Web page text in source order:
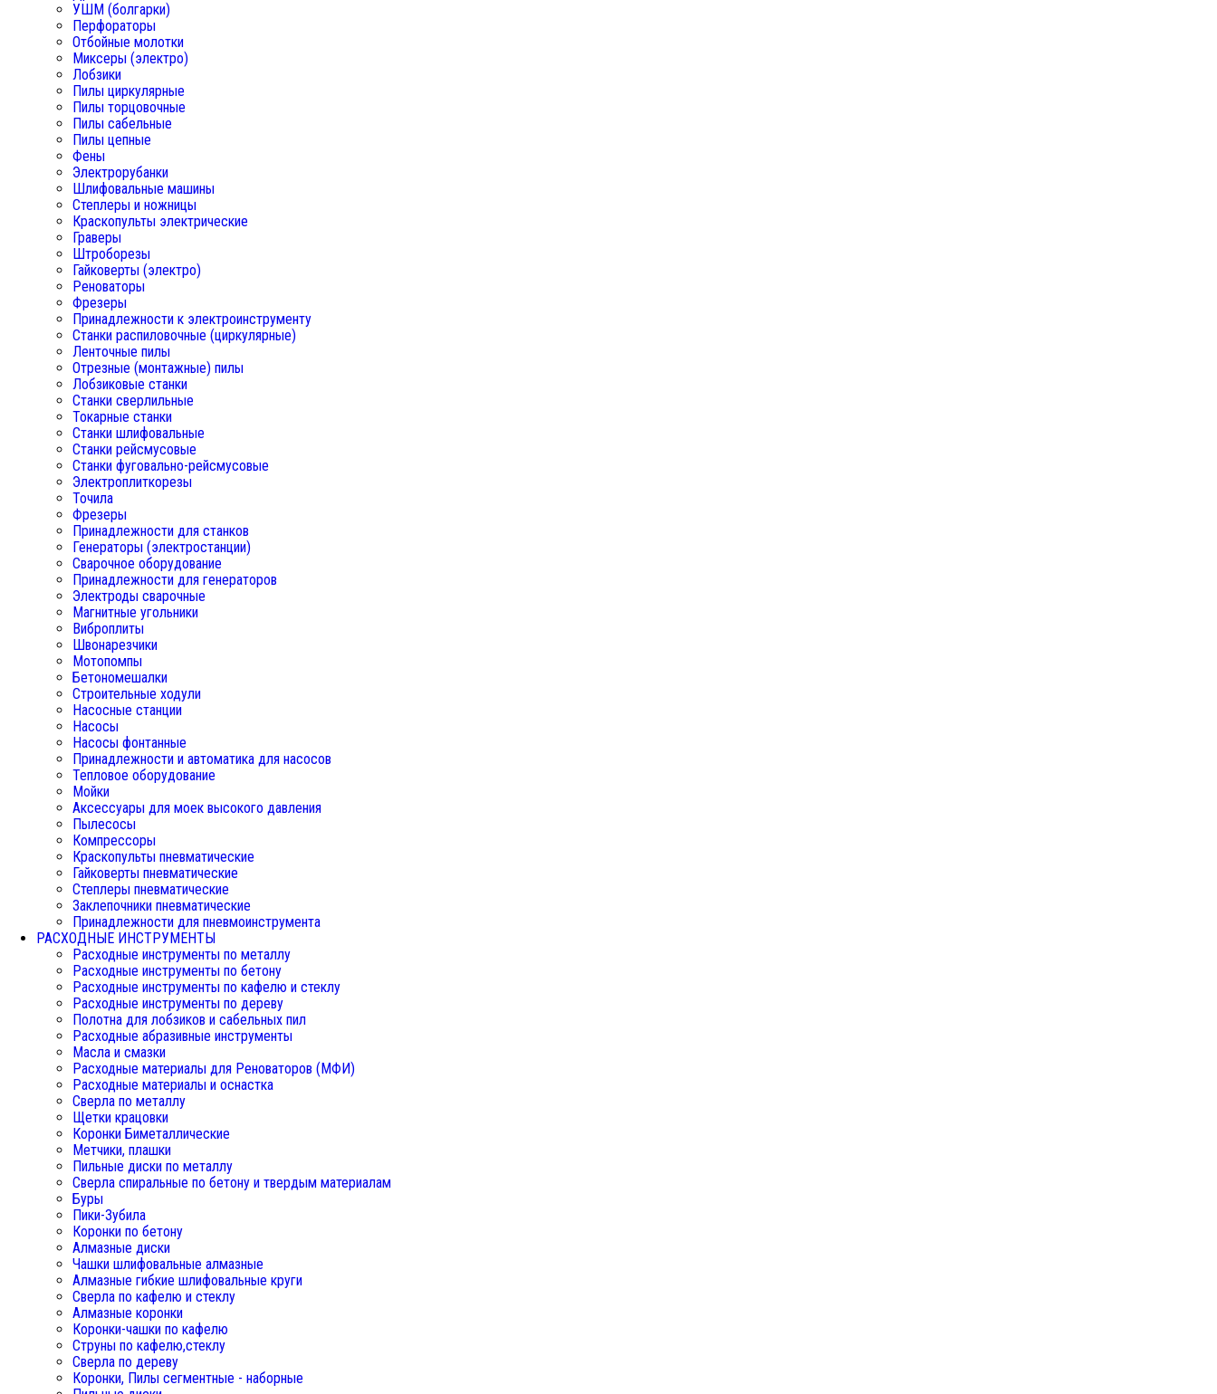
УШМ (болгарки)
Перфораторы
Отбойные молотки
Миксеры (электро)
Лобзики
Пилы циркулярные
Пилы торцовочные
Пилы сабельные
Пилы цепные
Фены
Электрорубанки
Шлифовальные машины
Степлеры и ножницы
Краскопульты электрические
Граверы
Штроборезы
Гайковерты (электро)
Реноваторы
Фрезеры
Принадлежности к электроинструменту
Станки распиловочные (циркулярные)
Ленточные пилы
Отрезные (монтажные) пилы
Лобзиковые станки
Станки сверлильные
Токарные станки
Станки шлифовальные
Станки рейсмусовые
Станки фуговально-рейсмусовые
Электроплиткорезы
Точила
Фрезеры
Принадлежности для станков
Генераторы (электростанции)
Сварочное оборудование
Принадлежности для генераторов
Электроды сварочные
Магнитные угольники
Виброплиты
Швонарезчики
Мотопомпы
Бетономешалки
Строительные ходули
Насосные станции
Насосы
Насосы фонтанные
Принадлежности и автоматика для насосов
Тепловое оборудование
Мойки
Аксессуары для моек высокого давления
Пылесосы
Компрессоры
Краскопульты пневматические
Гайковерты пневматические
Степлеры пневматические
Заклепочники пневматические
Принадлежности для пневмоинструмента
РАСХОДНЫЕ ИНСТРУМЕНТЫ
Расходные инструменты по металлу
Расходные инструменты по бетону
Расходные инструменты по кафелю и стеклу
Расходные инструменты по дереву
Полотна для лобзиков и сабельных пил
Расходные абразивные инструменты
Масла и смазки
Расходные материалы для Реноваторов (МФИ)
Расходные материалы и оснастка
Сверла по металлу
Щетки крацовки
Коронки Биметаллические
Метчики, плашки
Пильные диски по металлу
Сверла спиральные по бетону и твердым материалам
Буры
Пики-Зубила
Коронки по бетону
Алмазные диски
Чашки шлифовальные алмазные
Алмазные гибкие шлифовальные круги
Сверла по кафелю и стеклу
Алмазные коронки
Коронки-чашки по кафелю
Струны по кафелю,стеклу
Сверла по дереву
Коронки, Пилы сегментные - наборные